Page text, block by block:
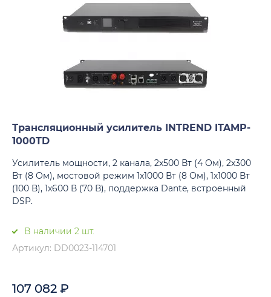
Трансляционный усилитель INTREND ITAMP-
1000TD
Усилитель мощности, 2 канала, 2x500 Вт (4 Ом), 2x300
Вт (8 Ом), мостовой режим 1x1000 Вт (8 Ом), 1x1000 Вт
(100 В), 1x600 В (70 В), поддержка Dante, встроенный
DSP.
В наличии 2 шт.
Артикул: DD0023-114701
107 082 ₽